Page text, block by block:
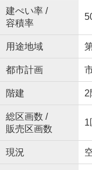
建ぺい率 /
容積率
用途地域
都市計画
階建 2
総区画数 /
販売区画数
1
現況